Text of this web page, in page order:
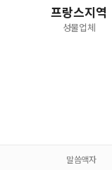
프랑스지역
성물업체
말씀액자